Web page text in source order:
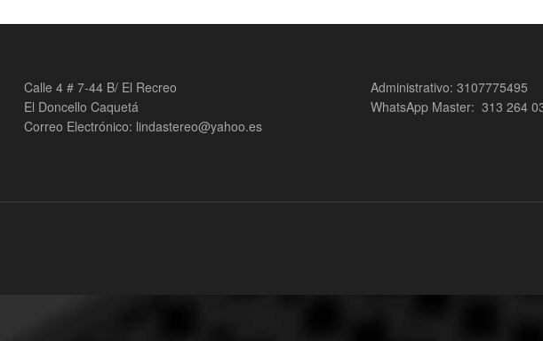
Calle 4 # 7-44 B/ El Recreo
El Doncello Caquetá
Correo Electrónico: lindastereo@yahoo.es
Administrativo: 3107775495
WhatsApp Master: 313 264